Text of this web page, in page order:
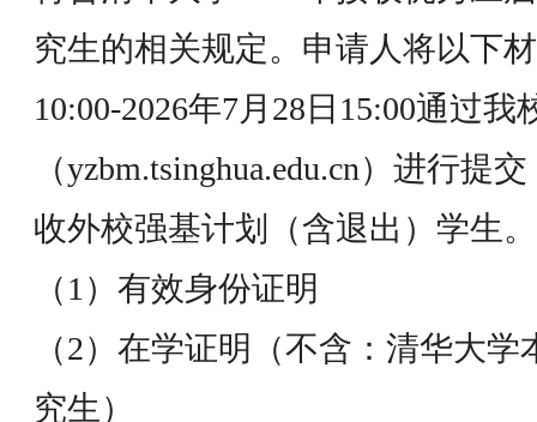
究生的相关规定。申请人将以下
10:00-2026年7月28日15:00通过
（yzbm.tsinghua.edu.cn）进行提
收外校强基计划（含退出）学生。
（1）有效身份证明
（2）在学证明（不含：清华大
究生）